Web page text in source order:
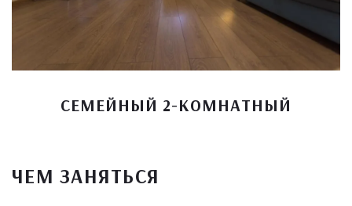
СЕМЕЙНЫЙ 2-КОМНАТНЫЙ
ЧЕМ ЗАНЯТЬСЯ